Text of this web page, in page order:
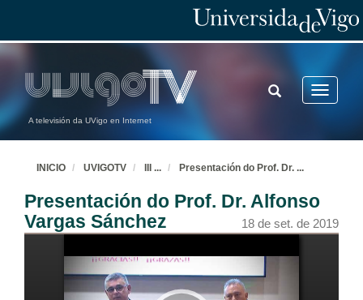
A televisión da UVigo en Internet
Toggle
TOGGLE
SEARCH
INICIO UVIGOTV ... Presentación do Prof. Dr. ...
Presentación do Prof. Dr. Alfonso
Vargas Sánchez
18 de set. de 2019